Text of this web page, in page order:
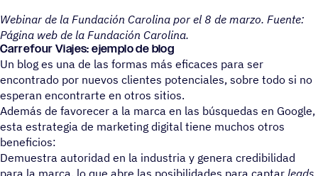
Webinar de la Fundación Carolina por el 8 de marzo. Fuente:
Página web de la Fundación Carolina.
Carrefour Viajes: ejemplo de blog
Un blog es una de las formas más eficaces para ser
encontrado por nuevos clientes potenciales, sobre todo si no
esperan encontrarte en otros sitios.
Además de favorecer a la marca en las búsquedas en Google,
esta estrategia de marketing digital tiene muchos otros
beneficios:
Demuestra autoridad en la industria y genera credibilidad